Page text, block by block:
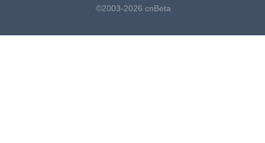
©2003-2026 cnBeta